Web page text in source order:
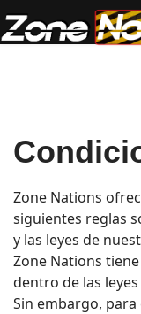
Zone Nations
siguientes reglas
y las leyes de
Zone Nations
dentro de las
Sin embargo,